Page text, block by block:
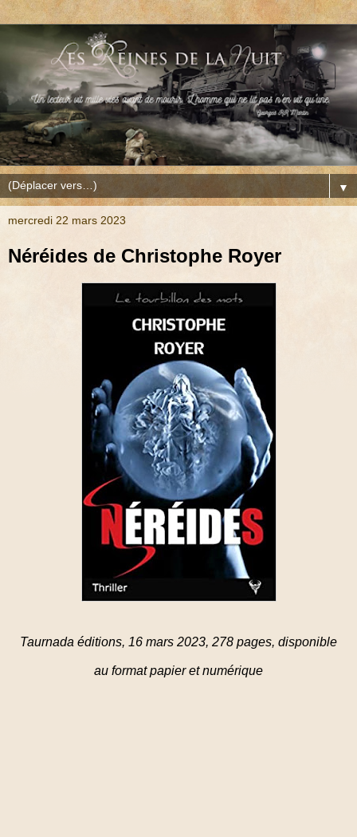
▼
mercredi 22 mars 2023
Néréides de Christophe Royer
Taurnada éditions, 16 mars 2023, 278 pages, disponible
au format papier et numérique